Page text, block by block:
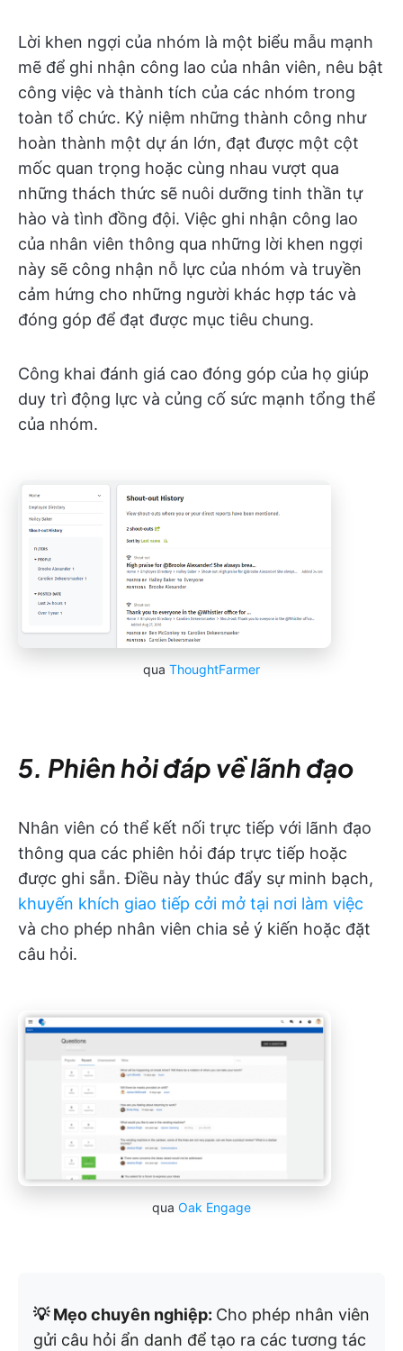
Lời khen ngợi của nhóm là một biểu mẫu mạnh
mẽ để ghi nhận công lao của nhân viên, nêu bật
công việc và thành tích của các nhóm trong
toàn tổ chức. Kỷ niệm những thành công như
hoàn thành một dự án lớn, đạt được một cột
mốc quan trọng hoặc cùng nhau vượt qua
những thách thức sẽ nuôi dưỡng tinh thần tự
hào và tình đồng đội. Việc ghi nhận công lao
của nhân viên thông qua những lời khen ngợi
này sẽ công nhận nỗ lực của nhóm và truyền
cảm hứng cho những người khác hợp tác và
đóng góp để đạt được mục tiêu chung.
Công khai đánh giá cao đóng góp của họ giúp
duy trì động lực và củng cố sức mạnh tổng thể
của nhóm.
qua ThoughtFarmer
5. Phiên hỏi đáp về lãnh đạo
Nhân viên có thể kết nối trực tiếp với lãnh đạo
thông qua các phiên hỏi đáp trực tiếp hoặc
được ghi sẵn. Điều này thúc đẩy sự minh bạch,
khuyến khích giao tiếp cởi mở tại nơi làm việc
và cho phép nhân viên chia sẻ ý kiến hoặc đặt
câu hỏi.
qua Oak Engage
💡 Mẹo chuyên nghiệp: Cho phép nhân viên
gửi câu hỏi ẩn danh để tạo ra các tương tác